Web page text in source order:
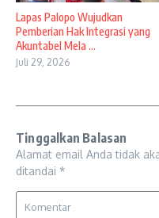
Lapas Palopo Wujudkan
Pemberian Hak Integrasi yang
Akuntabel Mela ...
Juli 29, 2026
Tinggalkan Balasan
Alamat email Anda tidak
ditandai *